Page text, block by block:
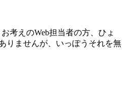
考えのWeb担当者の方、ひょ
りませんが、いっぽうそれを無